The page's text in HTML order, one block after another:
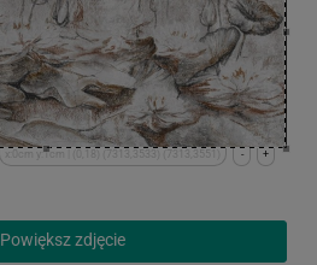
+
-
x:0cm y:1cm | (0,18) (7313,3533) (7313,3551)
Powiększ zdjęcie